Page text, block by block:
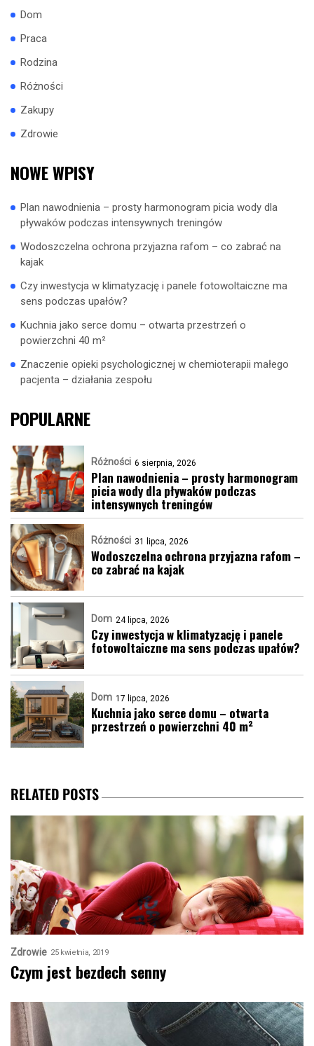
Dom
Praca
Rodzina
Różności
Zakupy
Zdrowie
NOWE WPISY
Plan nawodnienia – prosty harmonogram picia wody dla
pływaków podczas intensywnych treningów
Wodoszczelna ochrona przyjazna rafom – co zabrać na
kajak
Czy inwestycja w klimatyzację i panele fotowoltaiczne ma
sens podczas upałów?
Kuchnia jako serce domu – otwarta przestrzeń o
powierzchni 40 m²
Znaczenie opieki psychologicznej w chemioterapii małego
pacjenta – działania zespołu
POPULARNE
Różności 6 sierpnia, 2026
Plan nawodnienia – prosty harmonogram
picia wody dla pływaków podczas
intensywnych treningów
Różności 31 lipca, 2026
Wodoszczelna ochrona przyjazna rafom –
co zabrać na kajak
Dom 24 lipca, 2026
Czy inwestycja w klimatyzację i panele
fotowoltaiczne ma sens podczas upałów?
Dom 17 lipca, 2026
Kuchnia jako serce domu – otwarta
przestrzeń o powierzchni 40 m²
RELATED POSTS
Zdrowie 25 kwietnia, 2019
Czym jest bezdech senny